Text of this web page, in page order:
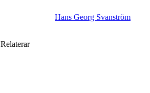
Hans Georg Svanström